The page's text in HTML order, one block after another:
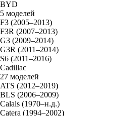
BYD
5 моделей
F3 (2005–2013)
F3R (2007–2013)
G3 (2009–2014)
G3R (2011–2014)
S6 (2011–2016)
Cadillac
27 моделей
ATS (2012–2019)
BLS (2006–2009)
Calais (1970–н.д.)
Catera (1994–2002)